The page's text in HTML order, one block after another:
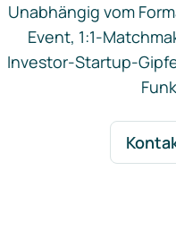
Unabhängig vom
Event, 1:1-
Investor-Startup-